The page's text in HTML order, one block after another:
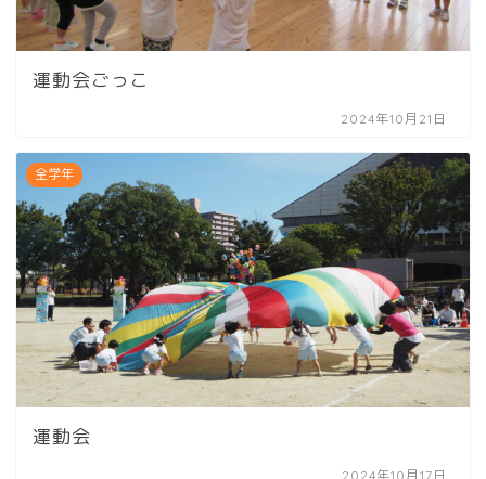
運動会ごっこ
2024年10月21日
全学年
運動会
2024年10月17日